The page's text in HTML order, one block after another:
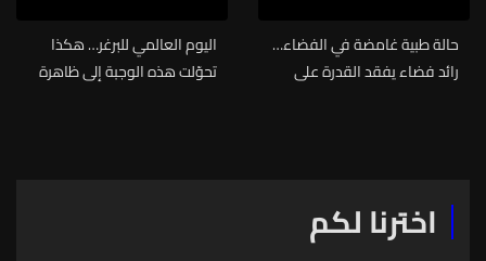
حالة طبية غامضة في الفضاء…
رائد فضاء يفقد القدرة على
اليوم العالمي للبرغر… هكذا
تحوّلت هذه الوجبة إلى ظاهرة
اخترنا لكم